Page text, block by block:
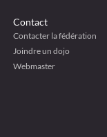
Contact
Contacter la fédération
Joindre un dojo
Webmaster